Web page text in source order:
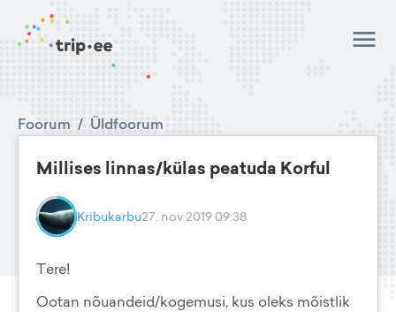
Foorum / Üldfoorum
Millises linnas/külas peatuda Korful
Kribukarbu27. nov 2019 09:38
Tere!
Ootan nõuandeid/kogemusi, kus oleks mõistlik